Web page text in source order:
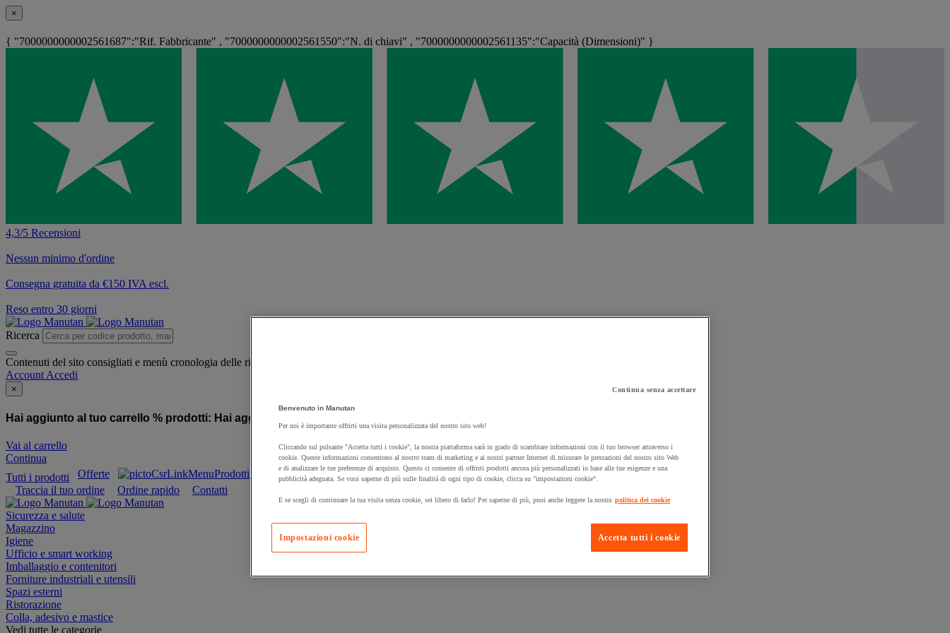
×
{ "7000000000002561687":"Rif. Fabbricante" , "7000000000002561550":"N. di chiavi" , "7000000000002561135":"Capacità (Dimensioni)" }
4,3/5 Recensioni
Nessun minimo d'ordine
Consegna gratuita da €150 IVA escl.
Reso entro 30 giorni
Ricerca
Contenuti del sito consigliati e menù cronologia delle ricerche
Account Accedi
×
Hai aggiunto al tuo carrello % prodotti: Hai aggiunto al tuo carrello un prodotto:
Vai al carrello
Continua
Tutti i prodotti
Offerte Prodotti sostenibili Manutan Expert
Prodotti in pronta consegna
Traccia il tuo ordine
Ordine rapido Contatti
Sicurezza e salute
Magazzino
Igiene
Ufficio e smart working
Imballaggio e contenitori
Forniture industriali e utensili
Spazi esterni
Ristorazione
Colla, adesivo e mastice
Vedi tutte le categorie
Continua senza accettare
Benvenuto in Manutan
Per noi è importante offrirti una visita personalizzata del nostro sito web!
Cliccando sul pulsante "Accetta tutti i cookie", la nostra piattaforma sarà in grado di scambiare informazioni con il tuo browser attraverso i
cookie. Queste informazioni consentono al nostro team di marketing e ai nostri partner Internet di misurare le prestazioni del nostro sito Web
e di analizzare le tue preferenze di acquisto. Questo ci consente di offrirti prodotti ancora più personalizzati in base alle tue esigenze e una
pubblicità adeguata. Se vuoi saperne di più sulle finalità di ogni tipo di cookie, clicca su "impostazioni cookie".
E se scegli di continuare la tua visita senza cookie, sei libero di farlo! Per saperne di più, puoi anche leggere la nostra politica dei cookie
Accetta tutti i cookie
Impostazioni cookie